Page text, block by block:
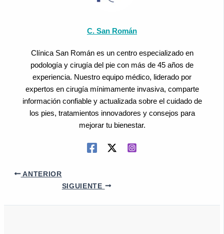
C. San Román
Clínica San Román es un centro especializado en
podología y cirugía del pie con más de 45 años de
experiencia. Nuestro equipo médico, liderado por
expertos en cirugía mínimamente invasiva, comparte
información confiable y actualizada sobre el cuidado de
los pies, tratamientos innovadores y consejos para
mejorar tu bienestar.
ANTERIOR
SIGUIENTE